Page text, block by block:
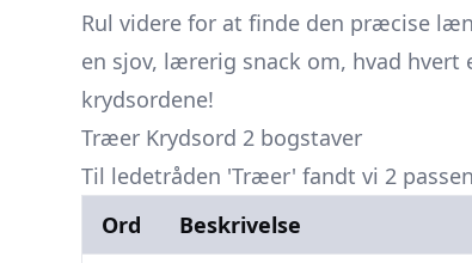
Rul videre for at finde den præcise
en sjov, lærerig snack om, hvad
krydsordene!
Træer Krydsord 2 bogstaver
Til ledetråden 'Træer' fandt vi 2
Ord
Beskrivelse